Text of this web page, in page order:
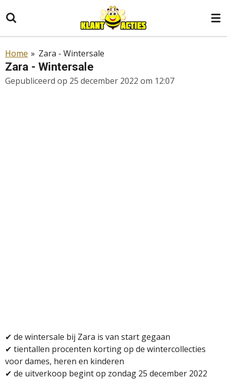
direct
naar
hoofdinhoud
Home » Zara - Wintersale
Zara - Wintersale
Gepubliceerd op 25 december 2022 om 12:07
✔ de wintersale bij Zara is van start gegaan
✔ tientallen procenten korting op de wintercollecties
voor dames, heren en kinderen
✔ de uitverkoop begint op zondag 25 december 2022